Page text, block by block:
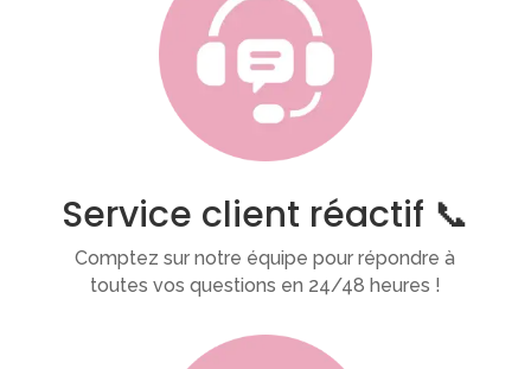
Service client réactif 📞
Comptez sur notre équipe pour répondre à
toutes vos questions en 24/48 heures !